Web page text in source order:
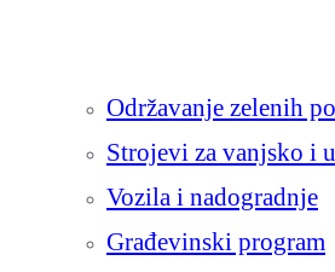
Održavanje zelenih
Strojevi za vanjsko i
Vozila i nadogradnje
Građevinski program